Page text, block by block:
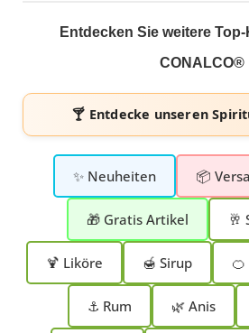
Entdecken Sie weitere
CONALCO®
🍸 Entdecke unseren
✨ Neuheiten 📦
🎁 Gratis Artikel 🥂
🍹 Liköre 🍯 Sirup
⚓ Rum 🌿 Anis